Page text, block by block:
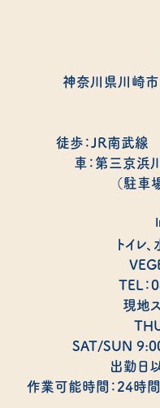
神奈川県川崎
徒歩：JR南武線
車：第三京浜
（駐車
トイレ
TEL
現地
THU
SAT/SUN 9:00
出勤日以
作業可能時間：24時間